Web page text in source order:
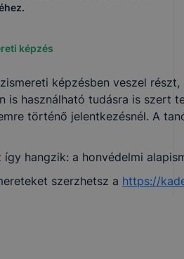
képzés
képzésben veszel
is használható tudásra is szert
történő jelentkezésnél. A
így hangzik: a honvédelmi
szerzhetsz a https://